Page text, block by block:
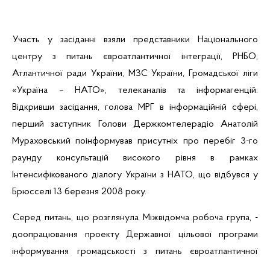
Участь у засіданні взяли представники Національного
центру з питань євроатлантичної інтеграції, РНБО,
Атлантичної ради України, МЗС України, Громадської ліги
«Україна – НАТО», телеканалів та
інформагенцій.
Відкривши засідання, голова МРГ в інформаційній сфері,
перший заступник Голови Держкомтелерадіо Анатолій
Мураховський поінформував присутніх про перебіг 3-го
раунду консультацій високого рівня в рамках
Інтенсифікованого діалогу України з НАТО, що відбувся у
Брюсселі 13 березня 2008 року.
Серед питань, що розглянула Міжвідомча робоча група, -
доопрацювання проекту Державної цільової програми
інформування громадськості з питань євроатлантичної